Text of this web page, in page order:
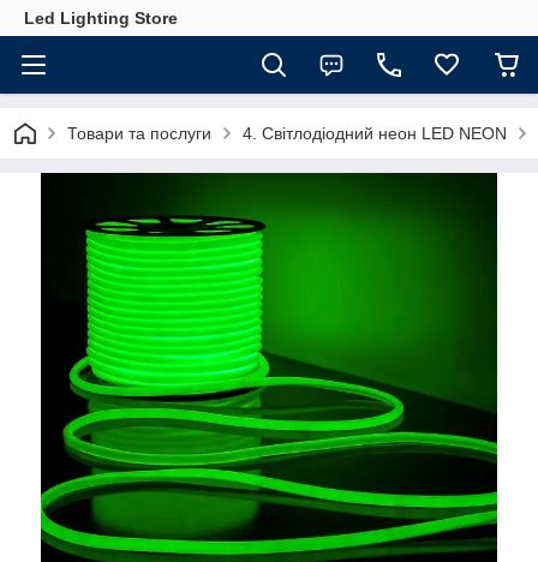
Led Lighting Store
Товари та послуги 4. Світлодіодний неон LED NEON